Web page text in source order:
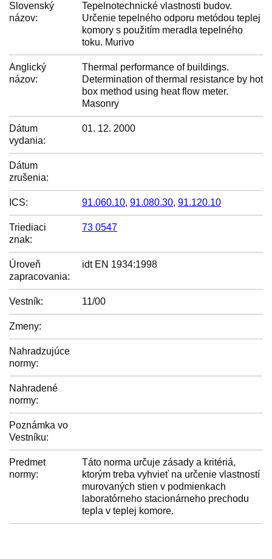
Slovenský
názov:
Tepelnotechnické vlastnosti budov.
Určenie tepelného odporu metódou teplej
komory s použitím meradla tepelného
toku. Murivo
Anglický
názov:
Thermal performance of buildings.
Determination of thermal resistance by hot
box method using heat flow meter.
Masonry
Dátum
vydania:
01. 12. 2000
Dátum
zrušenia:
ICS: 91.060.10, 91.080.30, 91.120.10
Triediaci
znak:
73 0547
Úroveň
zapracovania:
idt EN 1934:1998
Vestník: 11/00
Zmeny:
Nahradzujúce
normy:
Nahradené
normy:
Poznámka vo
Vestníku:
Predmet
normy:
Táto norma určuje zásady a kritériá,
ktorým treba vyhvieť na určenie vlastností
murovaných stien v podmienkach
laboratórneho stacionárneho prechodu
tepla v teplej komore.